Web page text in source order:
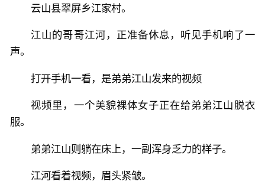
云山县翠屏乡江家村。
江山的哥哥江河，正准备休息，听见手机响了一
声。
打开手机一看，是弟弟江山发来的视频
视频里，一个美貌裸体女子正在给弟弟江山脱衣
服。
弟弟江山则躺在床上，一副浑身乏力的样子。
江河看着视频，眉头紧皱。